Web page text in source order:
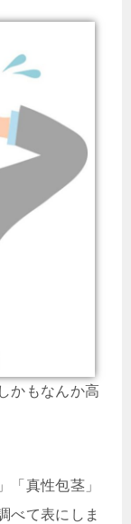
かもなんか高
「真性包茎」
べて表にしま